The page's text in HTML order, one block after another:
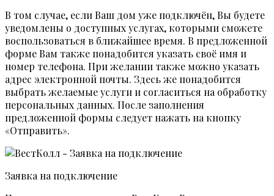
В том случае, если Ваш дом уже подключён, Вы будете
уведомлены о доступных услугах, которыми сможете
воспользоваться в ближайшее время. В предложенной
форме Вам также понадобится указать своё имя и
номер телефона. При желании также можно указать
адрес электронной почты. Здесь же понадобится
выбрать желаемые услуги и согласиться на обработку
персональных данных. После заполнения
предложенной формы следует нажать на кнопку
«Отправить».
Заявка на подключение